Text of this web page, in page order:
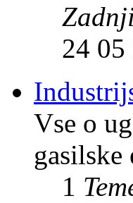
24 05
Vse o
1